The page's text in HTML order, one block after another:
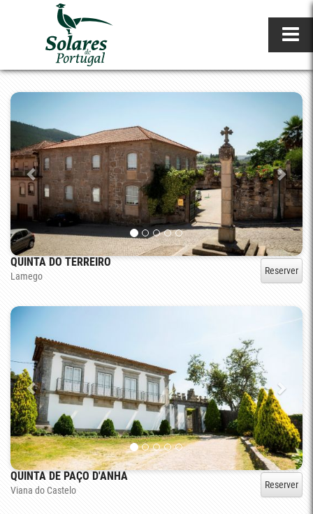
QUINTA DO TERREIRO
Lamego Reserver
QUINTA DE PAÇO D'ANHA
Viana do Castelo Reserver